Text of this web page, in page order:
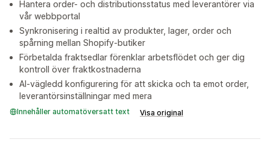
Hantera order- och distributionsstatus med leverantörer via
vår webbportal
Synkronisering i realtid av produkter, lager, order och
spårning mellan Shopify-butiker
Förbetalda fraktsedlar förenklar arbetsflödet och ger dig
kontroll över fraktkostnaderna
AI-vägledd konfigurering för att skicka och ta emot order,
leverantörsinställningar med mera
Innehåller automatöversatt text Visa original